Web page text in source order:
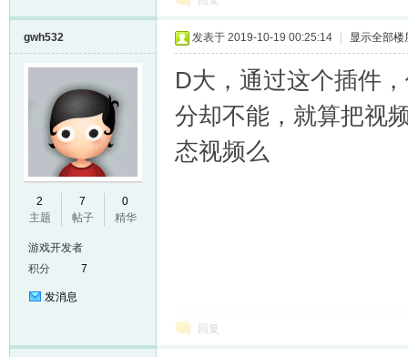
gwh532
2
主题
7
帖子
0
精华
游戏开发者
积分
7
发消息
发表于 2019-10-19 00:25:14 显示全部楼
D大，通过这个插件
分却不能，就算把视
态视频么
回复